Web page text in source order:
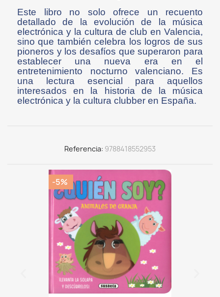
Este libro no solo ofrece un recuento
detallado de la evolución de la música
electrónica y la cultura de club en Valencia,
sino que también celebra los logros de sus
pioneros y los desafíos que superaron para
establecer una nueva era en el
entretenimiento nocturno valenciano. Es
una lectura esencial para aquellos
interesados en la historia de la música
electrónica y la cultura clubber en España.
Referencia 9788418552953
-5%